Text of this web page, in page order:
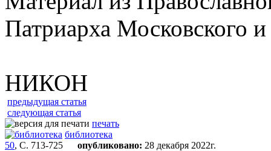
Патриарха Московского
НИКОН
предыдущая статья
следующая статья
печать
библиотека
50, С. 713-725 опубликовано: 28 декабря 2022г.